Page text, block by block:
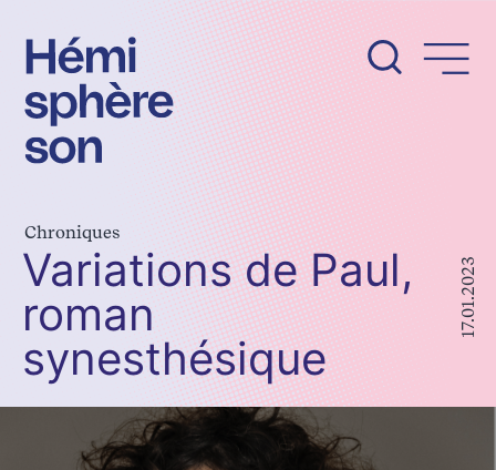
contenu
Chroniques
Variations de Paul,
roman
synesthésique
17.01.2023